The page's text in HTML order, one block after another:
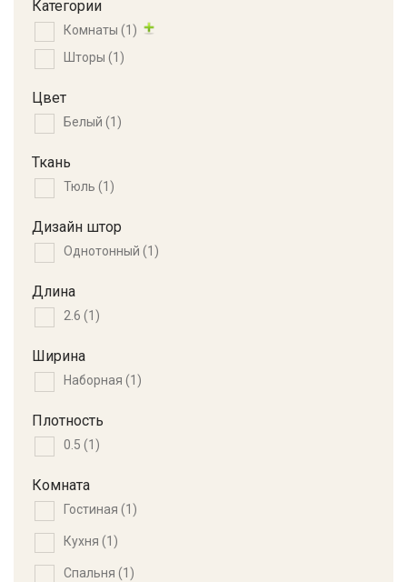
Категории
Комнаты (1)
Шторы (1)
Цвет
Белый (1)
Ткань
Тюль (1)
Дизайн штор
Однотонный (1)
Длина
2.6 (1)
Ширина
Наборная (1)
Плотность
0.5 (1)
Комната
Гостиная (1)
Кухня (1)
Спальня (1)